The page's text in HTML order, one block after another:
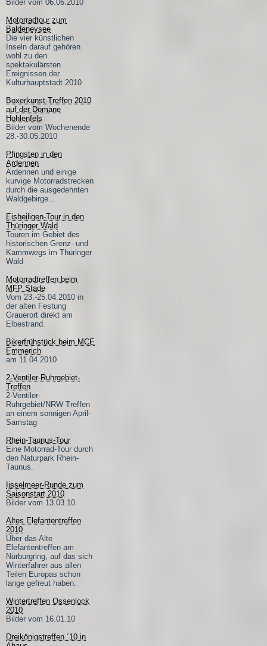
Bilder vom 06.06.2010
Motorradtour zum
Baldeneysee
Die vier künstlichen
Inseln darauf gehören
wohl zu den
spektakulärsten
Ereignissen der
Kulturhauptstadt 2010
Boxerkunst-Treffen 2010
auf der Domäne
Hohlenfels
Bilder vom Wochenende
28.-30.05.2010
Pfingsten in den
Ardennen
Ardennen und einige
kurvige Motorradstrecken
durch die ausgedehnten
Waldgebirge...
Eisheiligen-Tour in den
Thüringer Wald
Touren im Gebiet des
historischen Grenz- und
Kammwegs im Thüringer
Wald
Motorradtreffen beim
MFP Stade
Vom 23.-25.04.2010 in
der alten Festung
Grauerort direkt am
Elbestrand.
Bikerfrühstück beim MCE
Emmerich
am 11.04.2010
2-Ventiler-Ruhrgebiet-
Treffen
2-Ventiler-
Ruhrgebiet/NRW Treffen
an einem sonnigen April-
Samstag
Rhein-Taunus-Tour
Eine Motorrad-Tour durch
den Naturpark Rhein-
Taunus.
Ijsselmeer-Runde zum
Saisonstart 2010
Bilder vom 13.03.10
Altes Elefantentreffen
2010
Über das Alte
Elefantentreffen am
Nürburgring, auf das sich
Winterfahrer aus allen
Teilen Europas schon
lange gefreut haben.
Wintertreffen Ossenlock
2010
Bilder vom 16.01.10
Dreikönigstreffen ´10 in